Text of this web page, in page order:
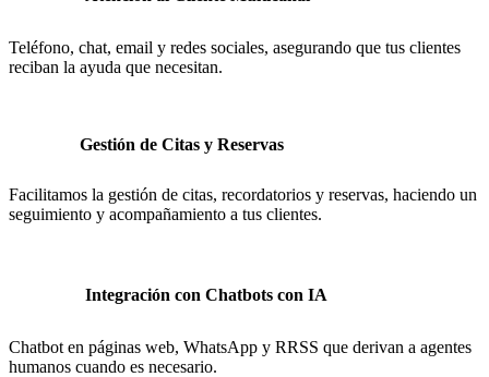
Teléfono, chat, email y redes sociales, asegurando que tus clientes
reciban la ayuda que necesitan.
Gestión de Citas y Reservas
Facilitamos la gestión de citas, recordatorios y reservas, haciendo un
seguimiento y acompañamiento a tus clientes.
Integración con Chatbots con IA
Chatbot en páginas web, WhatsApp y RRSS que derivan a agentes
humanos cuando es necesario.